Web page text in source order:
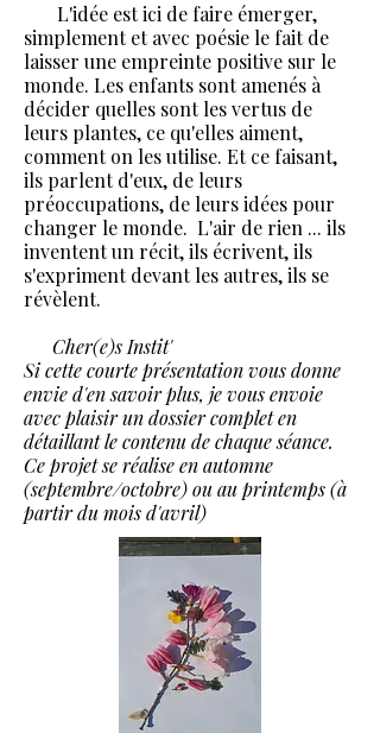
L'idée est ici de faire émerger,
simplement et avec poésie le fait de
laisser une empreinte positive sur le
monde. Les enfants sont amenés à
décider quelles sont les vertus de
leurs plantes, ce qu'elles aiment,
comment on les utilise. Et ce faisant,
ils parlent d'eux, de leurs
préoccupations, de leurs idées pour
changer le monde. L'air de rien ... ils
inventent un récit, ils écrivent, ils
s'expriment devant les autres, ils se
révèlent.
Cher(e)s Instit'
Si cette courte présentation vous donne
envie d'en savoir plus, je vous envoie
avec plaisir un dossier complet en
détaillant le contenu de chaque séance.
Ce projet se réalise en automne
(septembre/octobre) ou au printemps (à
partir du mois d'avril)